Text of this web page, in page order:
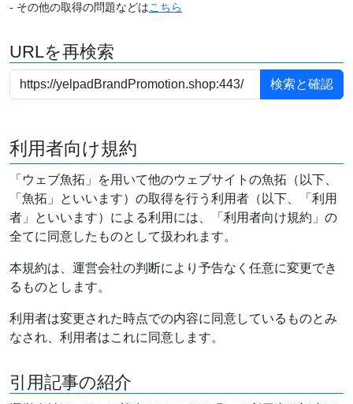
- その他の取得の問題などはこちら
URLを再検索
利用者向け規約
「ウェブ魚拓」を用いて他のウェブサイトの魚拓（以下、
「魚拓」といいます）の取得を行う利用者（以下、「利用
者」といいます）による利用には、「利用者向け規約」の
全てに同意したものとして扱われます。
本規約は、運営会社の判断により予告なく任意に変更でき
るものとします。
利用者は変更された時点での内容に同意しているものとみ
なされ、利用者はこれに同意します。
引用記事の紹介